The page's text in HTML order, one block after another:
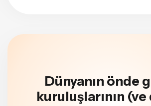
Dünyanın önde
kuruluşlarının (ve